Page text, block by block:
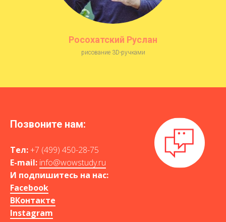
Росохатский Руслан
рисование 3D-ручками
Позвоните нам:
Тел:+7 (499) 450-28-75
E-mail: info@wowstudy.ru
И подпишитесь на нас:
Facebook
ВКонтакте
Instagram